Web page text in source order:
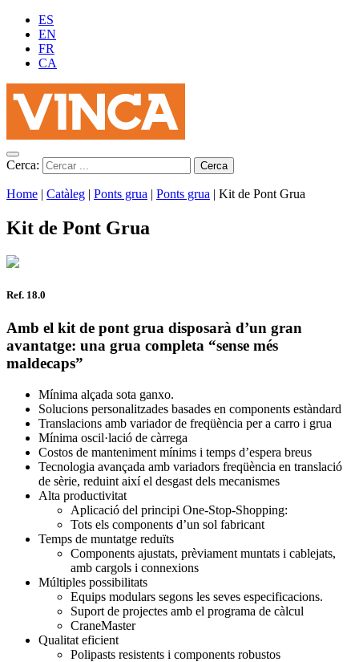
ES
EN
FR
CA
Cerca:
Home | Catàleg | Ponts grua | Ponts grua | Kit de Pont Grua
Kit de Pont Grua
Ref. 18.0
Amb el kit de pont grua disposarà d’un gran
avantatge: una grua completa “sense més
maldecaps”
Mínima alçada sota ganxo.
Solucions personalitzades basades en components estàndard
Translacions amb variador de freqüència per a carro i grua
Mínima oscil·lació de càrrega
Costos de manteniment mínims i temps d’espera breus
Tecnologia avançada amb variadors freqüència en translació
de sèrie, reduint així el desgast dels mecanismes
Alta productivitat
Aplicació del principi One-Stop-Shopping:
Tots els components d’un sol fabricant
Temps de muntatge reduïts
Components ajustats, prèviament muntats i cablejats,
amb cargols i connexions
Múltiples possibilitats
Equips modulars segons les seves especificacions.
Suport de projectes amb el programa de càlcul
CraneMaster
Qualitat eficient
Polipasts resistents i components robustos